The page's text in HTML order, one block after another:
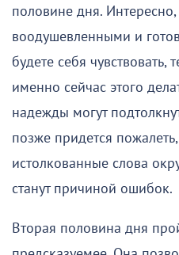
половине дня.
воодушевленными и
будете себя чувствовать,
именно сейчас этого
надежды могут
позже придется
истолкованные слова
станут причиной ошибок.
Вторая половина дня